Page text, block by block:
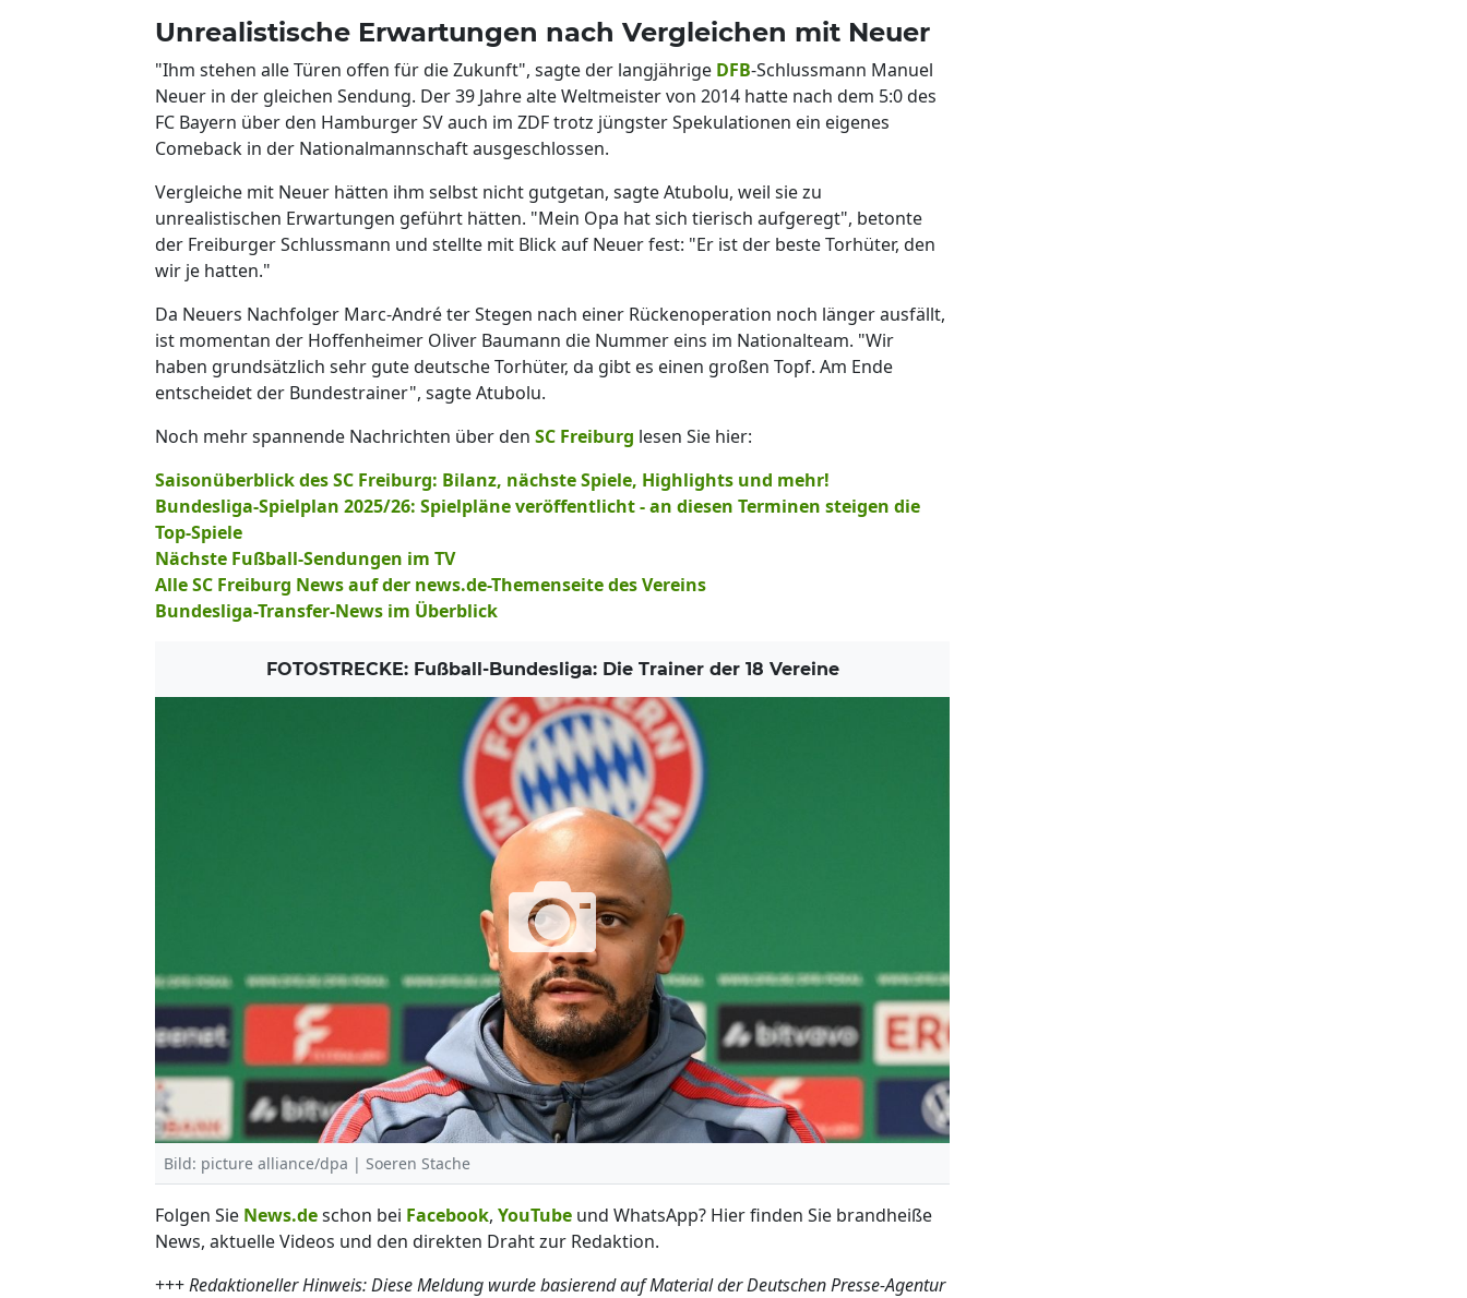
Unrealistische Erwartungen nach Vergleichen mit Neuer
"Ihm stehen alle Türen offen für die Zukunft", sagte der langjährige DFB-Schlussmann Manuel
Neuer in der gleichen Sendung. Der 39 Jahre alte Weltmeister von 2014 hatte nach dem 5:0 des
FC Bayern über den Hamburger SV auch im ZDF trotz jüngster Spekulationen ein eigenes
Comeback in der Nationalmannschaft ausgeschlossen.
Vergleiche mit Neuer hätten ihm selbst nicht gutgetan, sagte Atubolu, weil sie zu
unrealistischen Erwartungen geführt hätten. "Mein Opa hat sich tierisch aufgeregt", betonte
der Freiburger Schlussmann und stellte mit Blick auf Neuer fest: "Er ist der beste Torhüter, den
wir je hatten."
Da Neuers Nachfolger Marc-André ter Stegen nach einer Rückenoperation noch länger ausfällt,
ist momentan der Hoffenheimer Oliver Baumann die Nummer eins im Nationalteam. "Wir
haben grundsätzlich sehr gute deutsche Torhüter, da gibt es einen großen Topf. Am Ende
entscheidet der Bundestrainer", sagte Atubolu.
Noch mehr spannende Nachrichten über den SC Freiburg lesen Sie hier:
Saisonüberblick des SC Freiburg: Bilanz, nächste Spiele, Highlights und mehr!
Bundesliga-Spielplan 2025/26: Spielpläne veröffentlicht - an diesen Terminen steigen die
Top-Spiele
Nächste Fußball-Sendungen im TV
Alle SC Freiburg News auf der news.de-Themenseite des Vereins
Bundesliga-Transfer-News im Überblick
FOTOSTRECKE: Fußball-Bundesliga: Die Trainer der 18 Vereine
Bild: picture alliance/dpa | Soeren Stache
Folgen Sie News.deschon bei Facebook, YouTube und WhatsApp? Hier finden Sie brandheiße
News, aktuelle Videos und den direkten Draht zur Redaktion.
+++Redaktioneller Hinweis: Diese Meldung wurde basierend auf Material der Deutschen Presse-Agentur